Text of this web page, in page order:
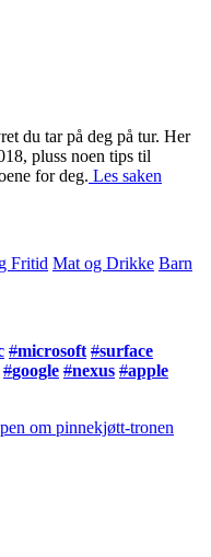
du tar på deg på tur. Her
pluss noen tips til
for deg. Les saken
Fritid Mat og Drikke Barn
#microsoft #surface
#google #nexus #apple
om pinnekjøtt-tronen